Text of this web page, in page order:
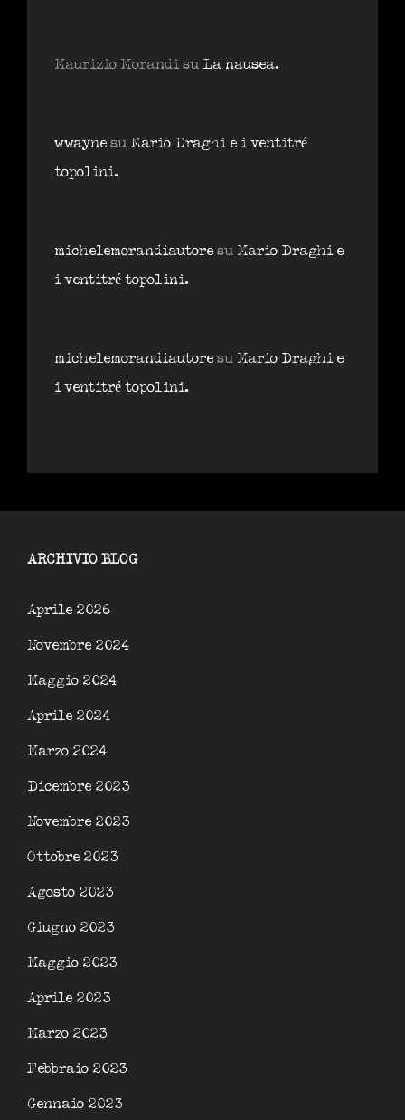
Maurizio Morandisu La nausea.
wwayne su Mario Draghi e i ventitré
topolini.
michelemorandiautore su Mario Draghi e
i ventitré topolini.
michelemorandiautore su Mario Draghi e
i ventitré topolini.
ARCHIVIO BLOG
Aprile 2026
Novembre 2024
Maggio 2024
Aprile 2024
Marzo 2024
Dicembre 2023
Novembre 2023
Ottobre 2023
Agosto 2023
Giugno 2023
Maggio 2023
Aprile 2023
Marzo 2023
Febbraio 2023
Gennaio 2023